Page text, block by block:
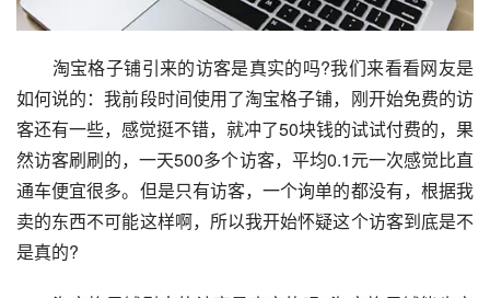
淘宝格子铺引来的访客是真实的吗?我们来看看网友是
如何说的：我前段时间使用了淘宝格子铺，刚开始免费的访
客还有一些，感觉挺不错，就冲了50块钱的试试付费的，果
然访客刷刷的，一天500多个访客，平均0.1元一次感觉比直
通车便宜很多。但是只有访客，一个询单的都没有，根据我
卖的东西不可能这样啊，所以我开始怀疑这个访客到底是不
是真的?